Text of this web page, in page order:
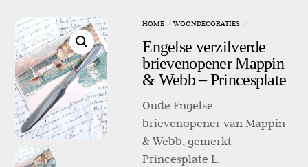
HOME WOONDECORATIES
Engelse verzilverde
brievenopener Mappin
& Webb – Princesplate
Oude Engelse
brievenopener van Mappin
& Webb, gemerkt
Princesplate L.